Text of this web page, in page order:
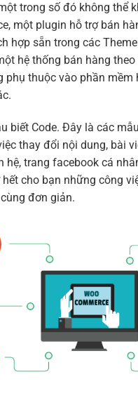
trong số đó không thể
một plugin hỗ trợ bán
hợp sẵn trong các
hệ thống bán hàng theo
phụ thuộc vào phần mềm
biết Code. Đây là các
thay đổi nội dung, bài
hệ, trang facebook cá
cho bạn những công
đơn giản.